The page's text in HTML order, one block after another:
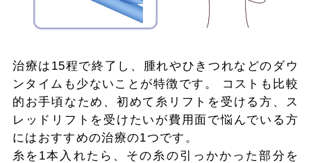
治療は15程で終了し、腫れやひきつれなどのダウ
ンタイムも少ないことが特徴です。 コストも比較
的お手頃なため、初めて糸リフトを受ける方、ス
レッドリフトを受けたいが費用面で悩んでいる方
にはおすすめの治療の1つです。
糸を1本入れたら、その糸の引っかかった部分を